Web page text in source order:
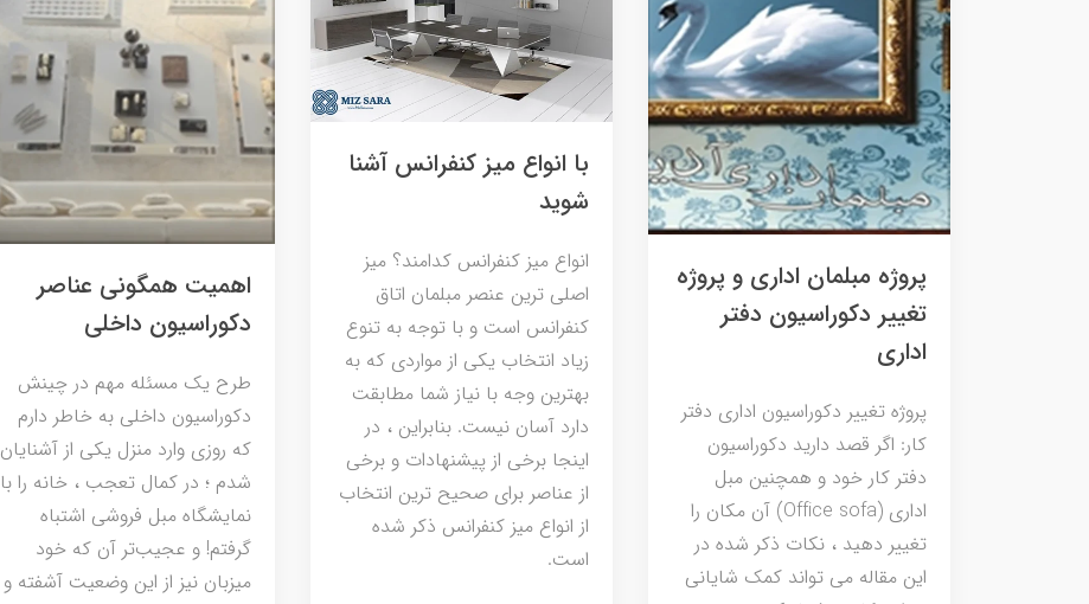
پروژه مبلمان اداری و پروژه
تغییر دکوراسیون دفتر
اداری
پروژه تغییر دکوراسیون اداری دفتر
کار: اگر قصد دارید دکوراسیون
دفتر کار خود و همچنین مبل
اداری (Office sofa) آن مکان را
تغییر دهید ، نکات ذکر شده در
این مقاله می تواند کمک شایانی
با انواع میز کنفرانس آشنا
شوید
انواع میز کنفرانس کدامند؟ میز
اصلی ترین عنصر مبلمان اتاق
کنفرانس است و با توجه به تنوع
زیاد انتخاب یکی از مواردی که به
بهترین وجه با نیاز شما مطابقت
دارد آسان نیست. بنابراین ، در
اینجا برخی از پیشنهادات و برخی
از عناصر برای صحیح ترین انتخاب
از انواع میز کنفرانس ذکر شده
است.
اهمیت همگونی عناصر
دکوراسیون داخلی
طرح یک مسئله مهم در چینش
دکوراسیون داخلی به خاطر دارم
که روزی وارد منزل یکی از آشنایان
شدم ؛ در کمال تعجب ، خانه را با
نمایشگاه مبل فروشی اشتباه
گرفتم! و عجیب‌تر آن که خود
میزبان نیز از این وضعیت آشفته و